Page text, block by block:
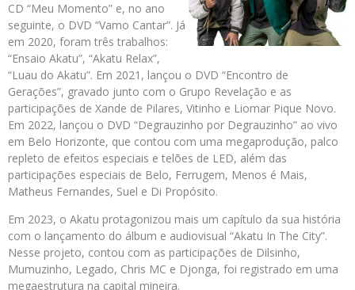
CD “Meu Momento” e, no ano
seguinte, o DVD “Vamo Cantar”. Já
em 2020, foram três trabalhos:
“Ensaio Akatu”, “Akatu Relax”,
“Luau do Akatu”. Em 2021, lançou o DVD “Encontro de
Gerações”, gravado junto com o Grupo Revelação e as
participações de Xande de Pilares, Vitinho e Liomar Pique Novo.
Em 2022, lançou o DVD “Degrauzinho por Degrauzinho” ao vivo
em Belo Horizonte, que contou com uma megaprodução, palco
repleto de efeitos especiais e telões de LED, além das
participações especiais de Belo, Ferrugem, Menos é Mais,
Matheus Fernandes, Suel e Di Propósito.
Em 2023, o Akatu protagonizou mais um capítulo da sua história
com o lançamento do álbum e audiovisual “Akatu In The City”.
Nesse projeto, contou com as participações de Dilsinho,
Mumuzinho, Legado, Chris MC e Djonga, foi registrado em uma
megaestrutura na capital mineira.